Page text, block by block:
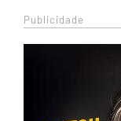
Publicidade